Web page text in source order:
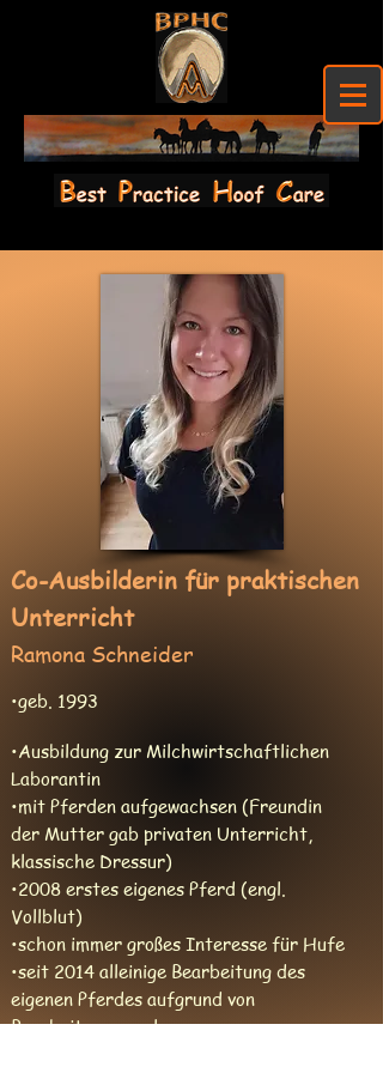
Co-Ausbilderin für praktischen
Unterricht
Ramona Schneider
•geb. 1993
•Ausbildung zur Milchwirtschaftlichen
Laborantin
•mit Pferden aufgewachsen (Freundin
der Mutter gab privaten Unterricht,
klassische Dressur)
•2008 erstes eigenes Pferd (engl.
Vollblut)
•schon immer großes Interesse für Hufe
•seit 2014 alleinige Bearbeitung des
eigenen Pferdes aufgrund von
Bearbeitermangel